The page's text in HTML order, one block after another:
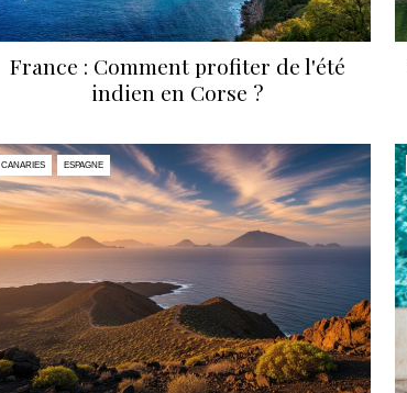
France : Comment profiter de l'été
indien en Corse ?
CANARIES ESPAGNE